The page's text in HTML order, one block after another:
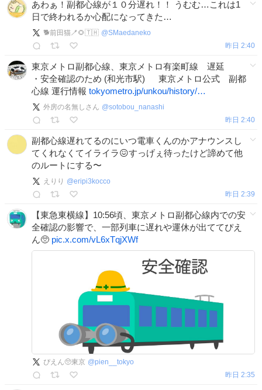
あわぁ！副都心線が１０分遅れ！！ うむむ…これは1
日で終われるか心配になってきた…
🐕前田猫🪥🌻🇹🇭 @SMaedaneko
昨日 2:40
東京メトロ副都心線、東京メトロ有楽町線 遅延
・安全確認のため (和光市駅) 東京メトロ公式 副都
心線 運行情報 tokyometro.jp/unkou/history/…
外房の名無しさん @sotobou_nanashi
昨日 2:40
副都心線遅れてるのにいつ電車くんのかアナウンスし
てくれなくてイライラ😖すっげぇ待ったけど諦めて他
のルートにする〜
えりり @eripi3kocco
昨日 2:39
【東急東横線】10:56頃、東京メトロ副都心線内での安
全確認の影響で、一部列車に遅れや運休が出ててぴえ
ん🥺 pic.x.com/vL6xTqjXWf
ぴえん🥺東京 @pien__tokyo
昨日 2:35